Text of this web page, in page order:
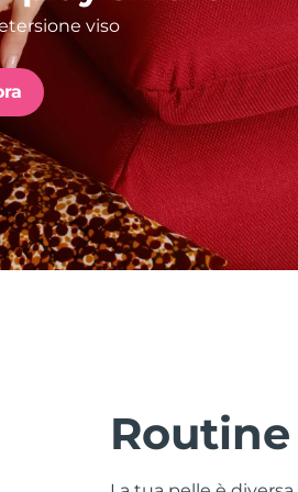
viso
Set
Bestseller